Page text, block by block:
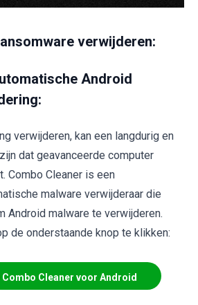
verwijderen:
Android
verwijderen, kan een langdurig en
dat geavanceerde computer
Combo Cleaner is een
malware verwijderaar die
Android malware te verwijderen.
de onderstaande knop te klikken:
Combo Cleaner voor Android